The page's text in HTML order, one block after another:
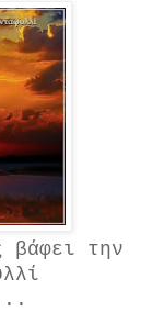
βάφει την